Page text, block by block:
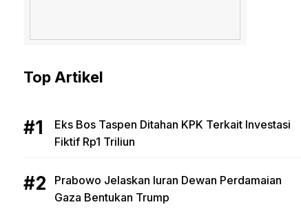
Top Artikel
Eks Bos Taspen Ditahan KPK Terkait Investasi
Fiktif Rp1 Triliun
Prabowo Jelaskan Iuran Dewan Perdamaian
Gaza Bentukan Trump